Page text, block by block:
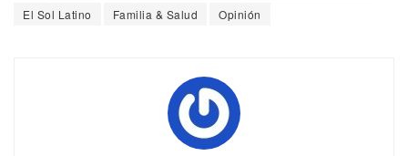
El Sol Latino
Familia & Salud Opinión